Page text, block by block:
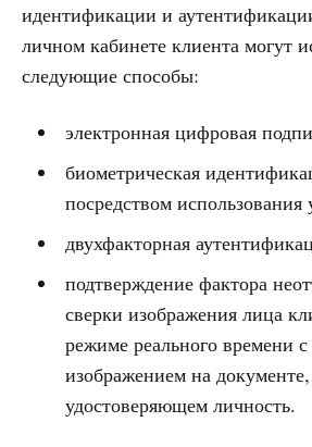
идентификации и
личном кабинете клиента могут
следующие способы:
электронная цифровая
биометрическая
посредством
двухфакторная
подтверждение фактора
сверки изображения лица
режиме реального времени с
изображением на документе,
удостоверяющем личность.